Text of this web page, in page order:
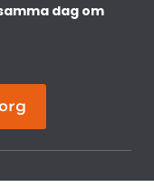
dag om